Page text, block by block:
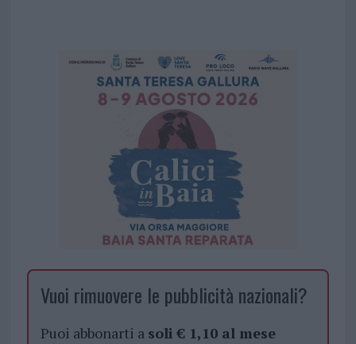
Vuoi rimuovere le pubblicità nazionali?
Puoi abbonarti a soli € 1,10 al mese